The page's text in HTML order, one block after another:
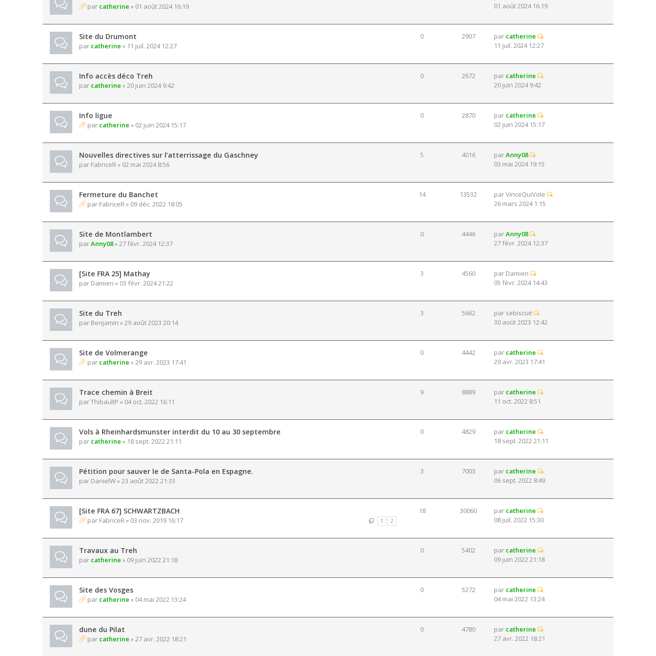
par catherine » 01 août 2024 16:19
01 août 2024 16:19
Site du Drumont
par catherine » 11 juil. 2024 12:27
0 2907 par catherine
11 juil. 2024 12:27
Info accès déco Treh
par catherine » 20 juin 2024 9:42
0 2672 par catherine
20 juin 2024 9:42
Info ligue
par catherine » 02 juin 2024 15:17
0 2870 par catherine
02 juin 2024 15:17
Nouvelles directives sur l’atterrissage du Gaschney
par FabriceR» 02 mai 2024 8:56
5 4016 parAnny08
03 mai 2024 19:15
Fermeture du Banchet
par FabriceR» 09 déc. 2022 18:05
14 13532 parVinceQuiVole
26 mars 2024 1:15
Site de Montlambert
parAnny08» 27 févr. 2024 12:37
0 4446 parAnny08
27 févr. 2024 12:37
[Site FRA 25] Mathay
par Damien » 03 févr. 2024 21:22
3 4560 par Damien
05 févr. 2024 14:43
Site du Treh
par Benjamin » 29 août 2023 20:14
3 5662 par sebiscuit
30 août 2023 12:42
Site de Volmerange
par catherine » 29 avr. 2023 17:41
0 4442 par catherine
29 avr. 2023 17:41
Trace chemin à Breit
parThibaultP » 04 oct. 2022 16:11
9 8889 par catherine
11 oct. 2022 8:51
Vols à Rheinhardsmunster interdit du 10 au 30 septembre
par catherine » 18 sept. 2022 21:11
0 4829 par catherine
18 sept. 2022 21:11
Pétition pour sauver le de Santa-Pola en Espagne.
par DanielW» 23 août 2022 21:33
3 7003 par catherine
06 sept. 2022 8:49
[Site FRA 67] SCHWARTZBACH
1 2
par FabriceR» 03 nov. 2019 16:17
18 30060 par catherine
08 juil. 2022 15:30
Travaux au Treh
par catherine » 09 juin 2022 21:18
0 5402 par catherine
09 juin 2022 21:18
Site des Vosges
par catherine » 04 mai 2022 13:24
0 5272 par catherine
04 mai 2022 13:24
dune du Pilat
par catherine » 27 avr. 2022 18:21
0 4780 par catherine
27 avr. 2022 18:21